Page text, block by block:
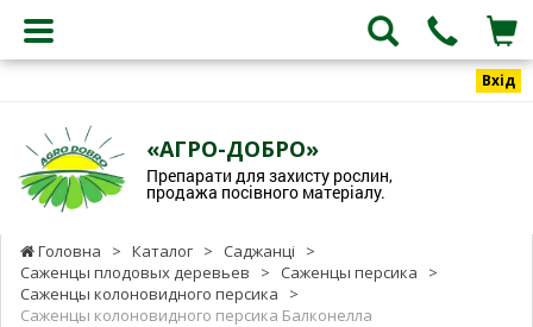
Вхід
«АГРО-ДОБРО»
Препарати для захисту рослин,
продажа посівного матеріалу.
Головна > Каталог > Саджанці
>
Саженцы плодовых деревьев
> Саженцы персика
>
Саженцы колоновидного персика
>
Саженцы колоновидного персика Балконелла